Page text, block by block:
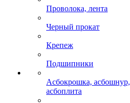
Проволока, лента
Черный прокат
Крепеж
Подшипники
Асбокрошка, асбошнур,
асбоплита